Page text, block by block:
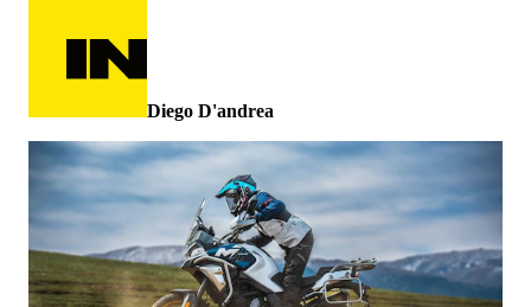
Diego D'andrea